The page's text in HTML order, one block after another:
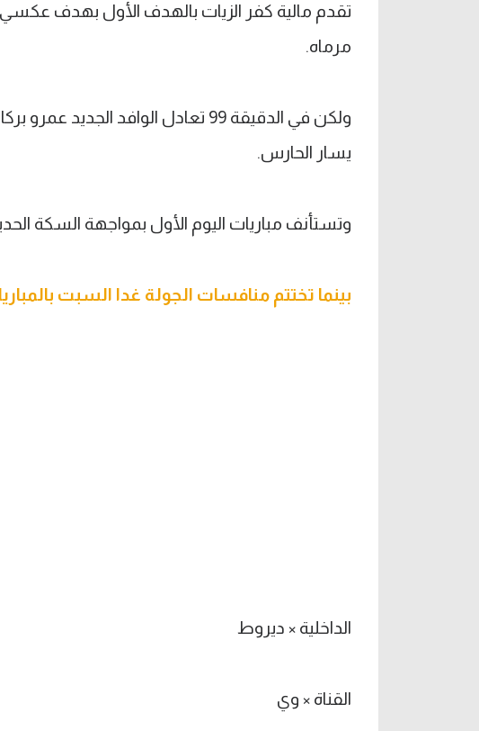
تقدم مالية كفر الزيات بالهدف الأول بهدف
مرماه.
ولكن في الدقيقة 99 تعادل الوافد
يسار الحارس.
وتستأنف مباريات اليوم الأول بمواجهة السكة
بينما تختتم منافسات الجولة غدا السبت
الداخلية × ديروط
القناة × وي